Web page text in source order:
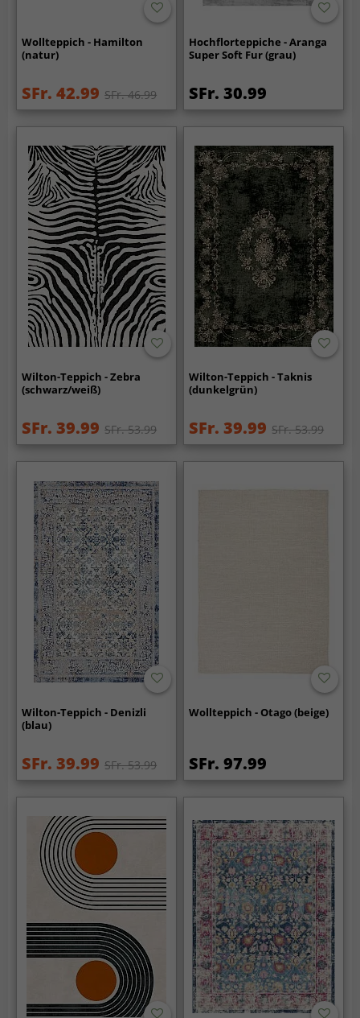
Wollteppich - Hamilton
(natur)
SFr. 42.99 SFr. 46.99
Hochflorteppiche - Aranga
Super Soft Fur (grau)
SFr. 30.99
Wilton-Teppich - Zebra
(schwarz/weiß)
SFr. 39.99 SFr. 53.99
Wilton-Teppich - Taknis
(dunkelgrün)
SFr. 39.99 SFr. 53.99
Wilton-Teppich - Denizli
(blau)
SFr. 39.99 SFr. 53.99
Wollteppich - Otago (beige)
SFr. 97.99